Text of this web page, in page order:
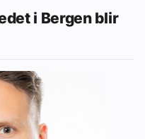
i Bergen blir